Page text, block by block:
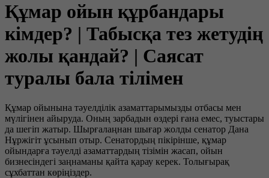
Құмар ойын құрбандары
кімдер? | Табысқа тез жетудің
жолы қандай? | Саясат
туралы бала тілімен
Құмар ойынына тәуелділік азаматтарымызды отбасы мен
мүлігінен айыруда. Оның зарбадын өздері ғана емес, туыстары
да шегіп жатыр. Шырғалаңнан шығар жолды сенатор Дана
Нұржігіт ұсынып отыр. Сенатордың пікірінше, құмар
ойындарға тәуелді азаматтардың тізімін жасап, ойын
бизнесіндегі заңнаманы қайта қарау керек. Толығырақ
сұхбаттан көріңіздер.